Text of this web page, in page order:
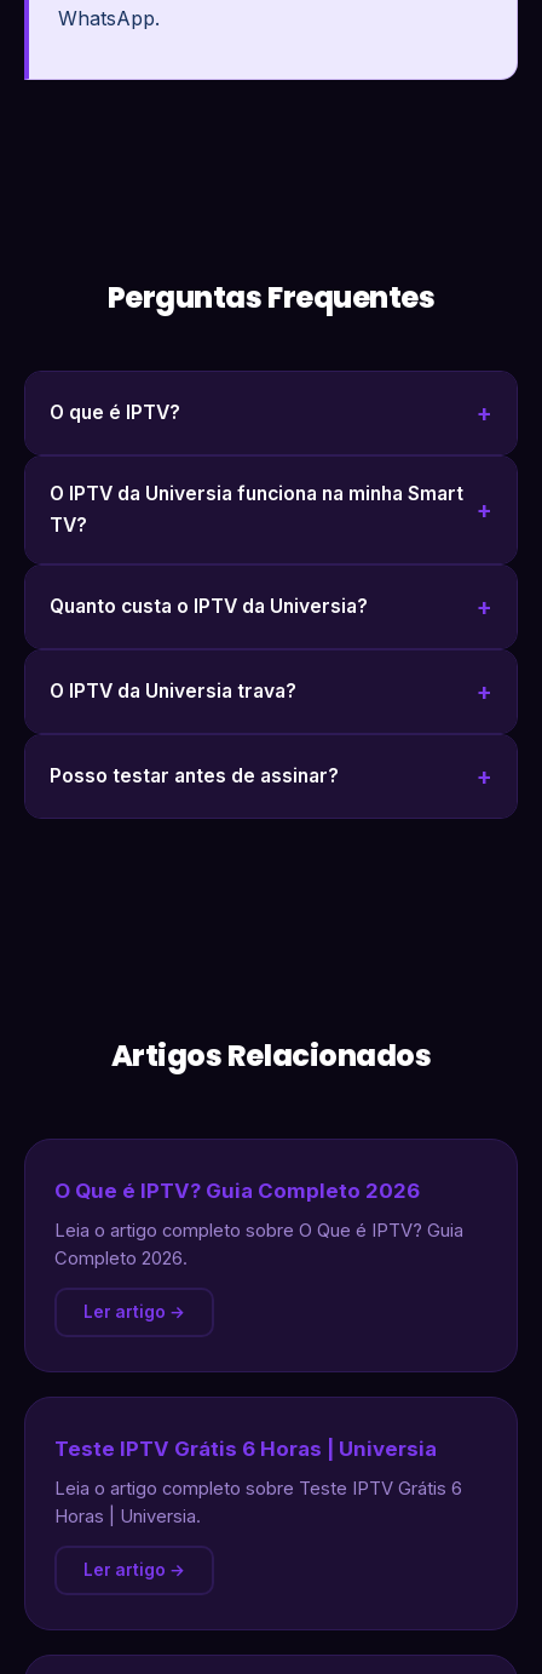
WhatsApp.
Perguntas Frequentes
O que é IPTV?
O IPTV da Universia funciona na minha Smart
TV?
Quanto custa o IPTV da Universia?
O IPTV da Universia trava?
Posso testar antes de assinar?
Artigos Relacionados
O Que é IPTV? Guia Completo 2026
Leia o artigo completo sobre O Que é IPTV? Guia
Completo 2026.
Ler artigo →
Teste IPTV Grátis 6 Horas | Universia
Leia o artigo completo sobre Teste IPTV Grátis 6
Horas | Universia.
Ler artigo →